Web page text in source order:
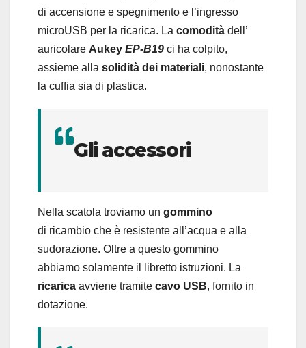
di accensione e spegnimento e l’ingresso
microUSB per la ricarica. La comodità dell’
auricolare Aukey EP-B19 ci ha colpito,
assieme alla solidità dei materiali, nonostante
la cuffia sia di plastica.
Gli accessori
Nella scatola troviamo un gommino
di ricambio che è resistente all’acqua e alla
sudorazione. Oltre a questo gommino
abbiamo solamente il libretto istruzioni. La
ricarica avviene tramite cavo USB, fornito in
dotazione.